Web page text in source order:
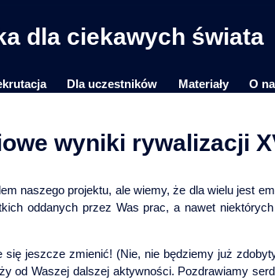
dla ciekawych świata
Dla uczestników Materiały O
wyniki rywalizacji
naszego projektu, ale wiemy, że dla wielu jest
oddanych przez Was prac, a nawet
jeszcze zmienić! (Nie, nie będziemy już
od Waszej dalszej aktywności. Pozdrawiamy